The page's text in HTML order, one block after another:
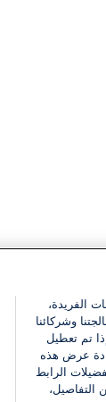
الفريدة،
وشركائنا
تم تعطيل
عرض هذه
الرابط
التفاصيل،